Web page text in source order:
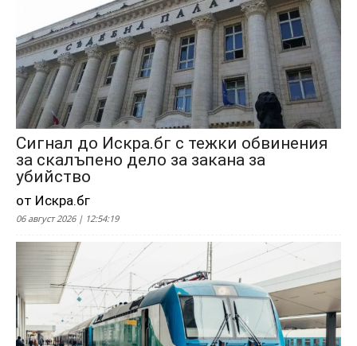
Сигнал до Искра.бг с тежки обвинения
за скалъпено дело за закана за
убийство
от Искра.бг
06 август 2026 | 12:54:19